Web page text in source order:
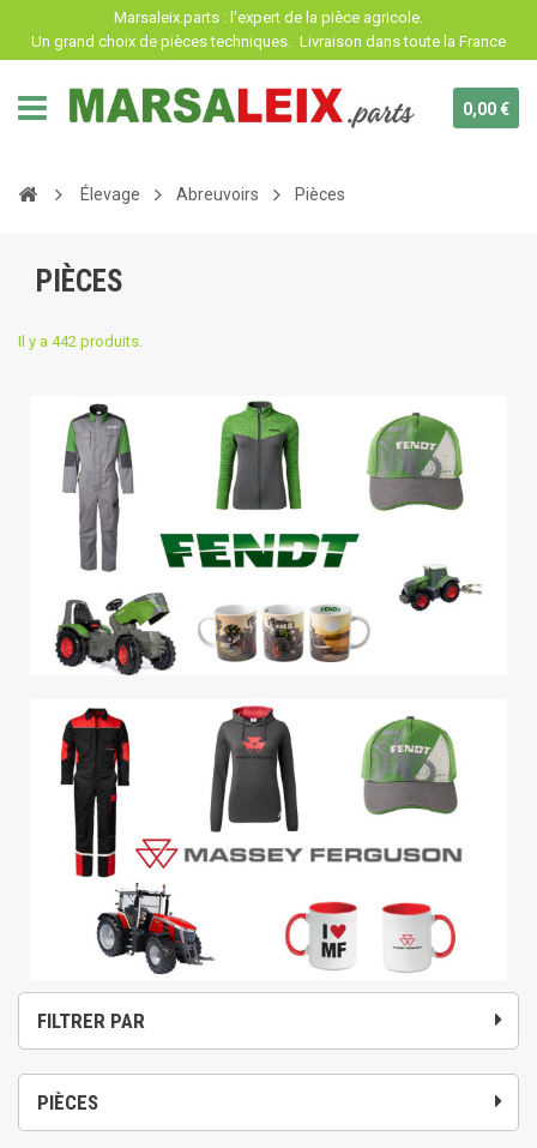
Marsaleix.parts : l'expert de la pièce agricole.
Un grand choix de pièces techniques. Livraison dans toute la France
0,00 €
Élevage Abreuvoirs Pièces
PIÈCES
Il y a 442 produits.
PIÈCES
FILTRER PAR
Panneau de gestion des cookies